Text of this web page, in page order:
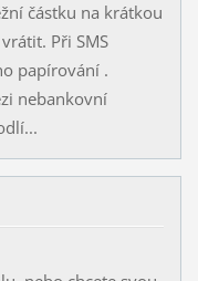
částku na krátkou
Při SMS
papírování .
nebankovní